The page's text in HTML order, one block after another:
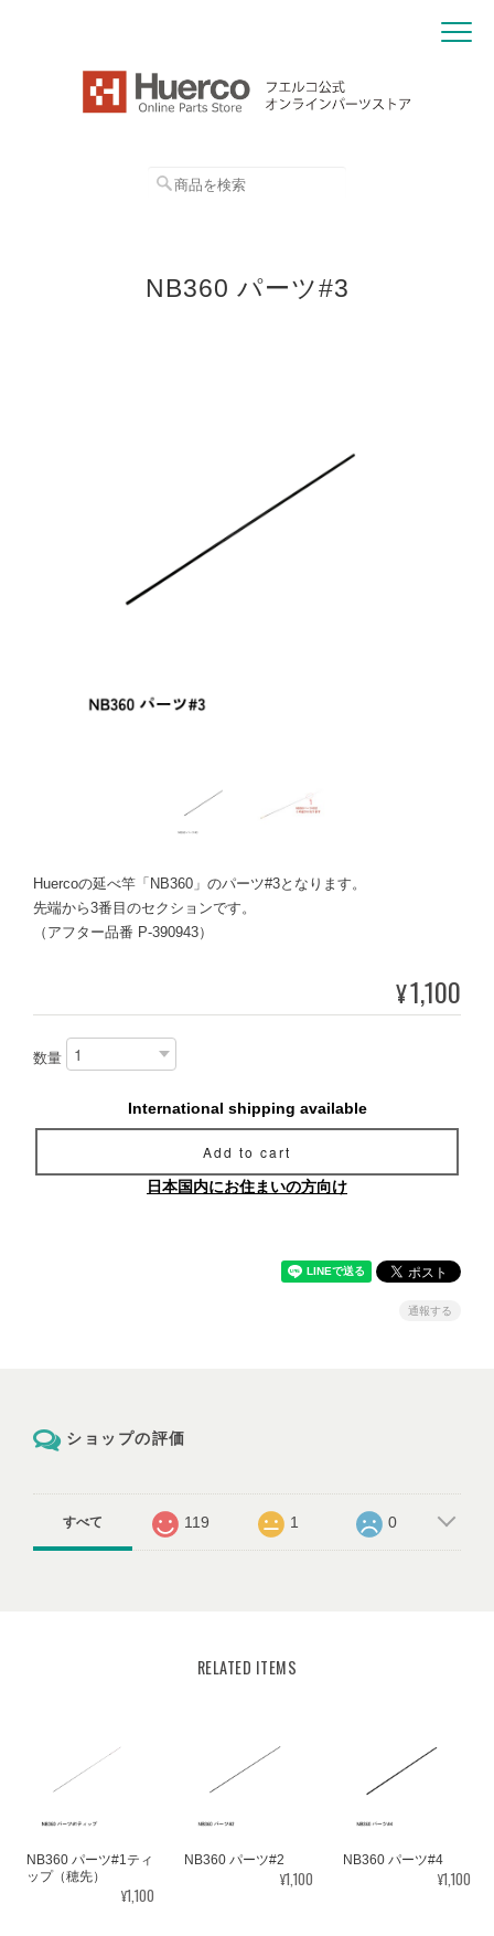
NB360 パーツ#3
Huercoの延べ竿「NB360」のパーツ#3となります。
先端から3番目のセクションです。
（アフター品番 P-390943）
¥1,100
数量
International shipping available
Add to cart
日本国内にお住まいの方向け
通報する
ショップの評価
すべて 119 1 0
RELATED ITEMS
NB360 パーツ#1ティ
ップ（穂先）
¥1,100
NB360 パーツ#2
¥1,100
NB360 パーツ#4
¥1,100